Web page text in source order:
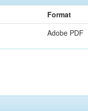
Format
Adobe PDF